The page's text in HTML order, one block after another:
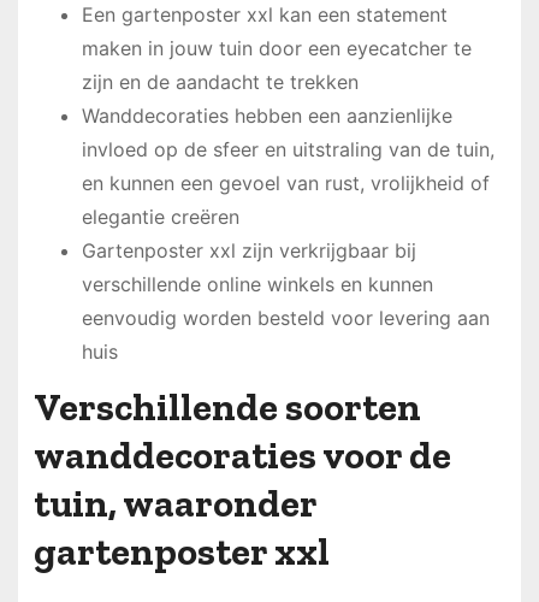
Een gartenposter xxl kan een statement
maken in jouw tuin door een eyecatcher te
zijn en de aandacht te trekken
Wanddecoraties hebben een aanzienlijke
invloed op de sfeer en uitstraling van de tuin,
en kunnen een gevoel van rust, vrolijkheid of
elegantie creëren
Gartenposter xxl zijn verkrijgbaar bij
verschillende online winkels en kunnen
eenvoudig worden besteld voor levering aan
huis
Verschillende soorten
wanddecoraties voor de
tuin, waaronder
gartenposter xxl